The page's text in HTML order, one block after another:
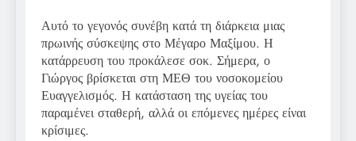
Αυτό το γεγονός συνέβη κατά τη διάρκεια μιας
πρωινής σύσκεψης στο Μέγαρο Μαξίμου. Η
κατάρρευση του προκάλεσε σοκ. Σήμερα, ο
Γιώργος βρίσκεται στη ΜΕΘ του νοσοκομείου
Ευαγγελισμός. Η κατάσταση της υγείας του
παραμένει σταθερή, αλλά οι επόμενες ημέρες είναι
κρίσιμες.